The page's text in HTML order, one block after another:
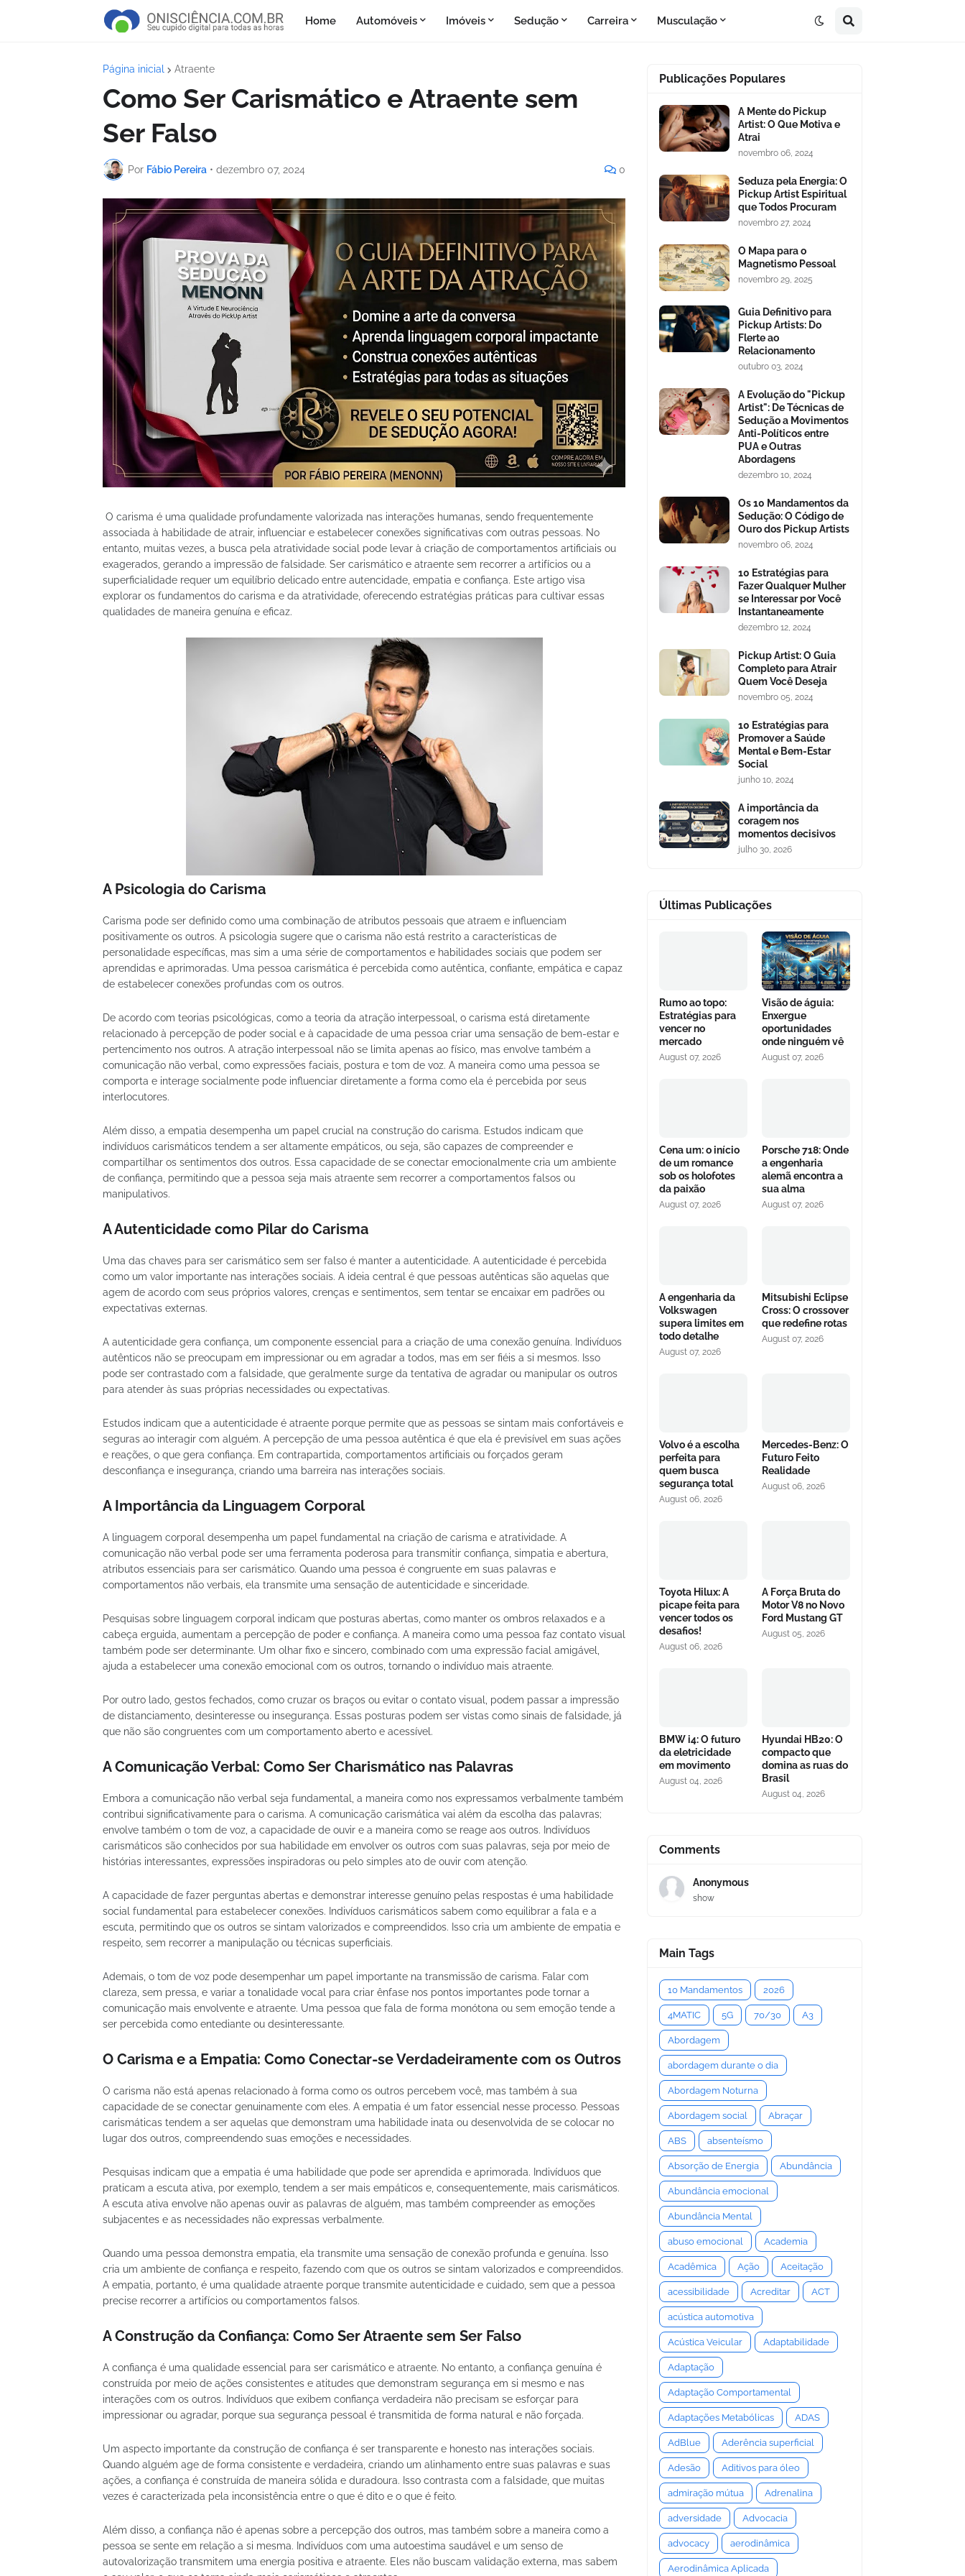
Home Automóveis Imóveis Sedução Carreira Musculação
Página inicial Atraente
Como Ser Carismático e Atraente sem
Ser Falso
Por Fábio Pereira • dezembro 07, 2024 0
O carisma é uma qualidade profundamente valorizada nas interações humanas, sendo frequentemente
associada à habilidade de atrair, influenciar e estabelecer conexões significativas com outras pessoas. No
entanto, muitas vezes, a busca pela atratividade social pode levar à criação de comportamentos artificiais ou
exagerados, gerando a impressão de falsidade. Ser carismático e atraente sem recorrer a artifícios ou a
superficialidade requer um equilíbrio delicado entre autencidade, empatia e confiança. Este artigo visa
explorar os fundamentos do carisma e da atratividade, oferecendo estratégias práticas para cultivar essas
qualidades de maneira genuína e eficaz.
A Psicologia do Carisma
Carisma pode ser definido como uma combinação de atributos pessoais que atraem e influenciam
positivamente os outros. A psicologia sugere que o carisma não está restrito a características de
personalidade específicas, mas sim a uma série de comportamentos e habilidades sociais que podem ser
aprendidas e aprimoradas. Uma pessoa carismática é percebida como autêntica, confiante, empática e capaz
de estabelecer conexões profundas com os outros.
De acordo com teorias psicológicas, como a teoria da atração interpessoal, o carisma está diretamente
relacionado à percepção de poder social e à capacidade de uma pessoa criar uma sensação de bem-estar e
pertencimento nos outros. A atração interpessoal não se limita apenas ao físico, mas envolve também a
comunicação não verbal, como expressões faciais, postura e tom de voz. A maneira como uma pessoa se
comporta e interage socialmente pode influenciar diretamente a forma como ela é percebida por seus
interlocutores.
Além disso, a empatia desempenha um papel crucial na construção do carisma. Estudos indicam que
indivíduos carismáticos tendem a ser altamente empáticos, ou seja, são capazes de compreender e
compartilhar os sentimentos dos outros. Essa capacidade de se conectar emocionalmente cria um ambiente
de confiança, permitindo que a pessoa seja mais atraente sem recorrer a comportamentos falsos ou
manipulativos.
A Autenticidade como Pilar do Carisma
Uma das chaves para ser carismático sem ser falso é manter a autenticidade. A autenticidade é percebida
como um valor importante nas interações sociais. A ideia central é que pessoas autênticas são aquelas que
agem de acordo com seus próprios valores, crenças e sentimentos, sem tentar se encaixar em padrões ou
expectativas externas.
A autenticidade gera confiança, um componente essencial para a criação de uma conexão genuína. Indivíduos
autênticos não se preocupam em impressionar ou em agradar a todos, mas em ser fiéis a si mesmos. Isso
pode ser contrastado com a falsidade, que geralmente surge da tentativa de agradar ou manipular os outros
para atender às suas próprias necessidades ou expectativas.
Estudos indicam que a autenticidade é atraente porque permite que as pessoas se sintam mais confortáveis e
seguras ao interagir com alguém. A percepção de uma pessoa autêntica é que ela é previsível em suas ações
e reações, o que gera confiança. Em contrapartida, comportamentos artificiais ou forçados geram
desconfiança e insegurança, criando uma barreira nas interações sociais.
A Importância da Linguagem Corporal
A linguagem corporal desempenha um papel fundamental na criação de carisma e atratividade. A
comunicação não verbal pode ser uma ferramenta poderosa para transmitir confiança, simpatia e abertura,
atributos essenciais para ser carismático. Quando uma pessoa é congruente em suas palavras e
comportamentos não verbais, ela transmite uma sensação de autenticidade e sinceridade.
Pesquisas sobre linguagem corporal indicam que posturas abertas, como manter os ombros relaxados e a
cabeça erguida, aumentam a percepção de poder e confiança. A maneira como uma pessoa faz contato visual
também pode ser determinante. Um olhar fixo e sincero, combinado com uma expressão facial amigável,
ajuda a estabelecer uma conexão emocional com os outros, tornando o indivíduo mais atraente.
Por outro lado, gestos fechados, como cruzar os braços ou evitar o contato visual, podem passar a impressão
de distanciamento, desinteresse ou insegurança. Essas posturas podem ser vistas como sinais de falsidade, já
que não são congruentes com um comportamento aberto e acessível.
A Comunicação Verbal: Como Ser Charismático nas Palavras
Embora a comunicação não verbal seja fundamental, a maneira como nos expressamos verbalmente também
contribui significativamente para o carisma. A comunicação carismática vai além da escolha das palavras;
envolve também o tom de voz, a capacidade de ouvir e a maneira como se reage aos outros. Indivíduos
carismáticos são conhecidos por sua habilidade em envolver os outros com suas palavras, seja por meio de
histórias interessantes, expressões inspiradoras ou pelo simples ato de ouvir com atenção.
A capacidade de fazer perguntas abertas e demonstrar interesse genuíno pelas respostas é uma habilidade
social fundamental para estabelecer conexões. Indivíduos carismáticos sabem como equilibrar a fala e a
escuta, permitindo que os outros se sintam valorizados e compreendidos. Isso cria um ambiente de empatia e
respeito, sem recorrer a manipulação ou técnicas superficiais.
Ademais, o tom de voz pode desempenhar um papel importante na transmissão de carisma. Falar com
clareza, sem pressa, e variar a tonalidade vocal para criar ênfase nos pontos importantes pode tornar a
comunicação mais envolvente e atraente. Uma pessoa que fala de forma monótona ou sem emoção tende a
ser percebida como entediante ou desinteressante.
O Carisma e a Empatia: Como Conectar-se Verdadeiramente com os Outros
O carisma não está apenas relacionado à forma como os outros percebem você, mas também à sua
capacidade de se conectar genuinamente com eles. A empatia é um fator essencial nesse processo. Pessoas
carismáticas tendem a ser aquelas que demonstram uma habilidade inata ou desenvolvida de se colocar no
lugar dos outros, compreendendo suas emoções e necessidades.
Pesquisas indicam que a empatia é uma habilidade que pode ser aprendida e aprimorada. Indivíduos que
praticam a escuta ativa, por exemplo, tendem a ser mais empáticos e, consequentemente, mais carismáticos.
A escuta ativa envolve não apenas ouvir as palavras de alguém, mas também compreender as emoções
subjacentes e as necessidades não expressas verbalmente.
Quando uma pessoa demonstra empatia, ela transmite uma sensação de conexão profunda e genuína. Isso
cria um ambiente de confiança e respeito, fazendo com que os outros se sintam valorizados e compreendidos.
A empatia, portanto, é uma qualidade atraente porque transmite autenticidade e cuidado, sem que a pessoa
precise recorrer a artifícios ou comportamentos falsos.
A Construção da Confiança: Como Ser Atraente sem Ser Falso
A confiança é uma qualidade essencial para ser carismático e atraente. No entanto, a confiança genuína é
construída por meio de ações consistentes e atitudes que demonstram segurança em si mesmo e nas
interações com os outros. Indivíduos que exibem confiança verdadeira não precisam se esforçar para
impressionar ou agradar, porque sua segurança pessoal é transmitida de forma natural e não forçada.
Um aspecto importante da construção de confiança é ser transparente e honesto nas interações sociais.
Quando alguém age de forma consistente e verdadeira, criando um alinhamento entre suas palavras e suas
ações, a confiança é construída de maneira sólida e duradoura. Isso contrasta com a falsidade, que muitas
vezes é caracterizada pela inconsistência entre o que é dito e o que é feito.
Além disso, a confiança não é apenas sobre a percepção dos outros, mas também sobre a maneira como a
pessoa se sente em relação a si mesma. Indivíduos com uma autoestima saudável e um senso de
autovalorização transmitem uma energia positiva e atraente. Eles não buscam validação externa, mas sabem
Publicações Populares
A Mente do Pickup
Artist: O Que Motiva e
Atrai
novembro 06, 2024
Seduza pela Energia: O
Pickup Artist Espiritual
que Todos Procuram
novembro 27, 2024
O Mapa para o
Magnetismo Pessoal
novembro 29, 2025
Guia Definitivo para
Pickup Artists: Do
Flerte ao
Relacionamento
outubro 03, 2024
A Evolução do "Pickup
Artist": De Técnicas de
Sedução a Movimentos
Anti-Políticos entre
PUA e Outras
Abordagens
dezembro 10, 2024
Os 10 Mandamentos da
Sedução: O Código de
Ouro dos Pickup Artists
novembro 06, 2024
10 Estratégias para
Fazer Qualquer Mulher
se Interessar por Você
Instantaneamente
dezembro 12, 2024
Pickup Artist: O Guia
Completo para Atrair
Quem Você Deseja
novembro 05, 2024
10 Estratégias para
Promover a Saúde
Mental e Bem-Estar
Social
junho 10, 2024
A importância da
coragem nos
momentos decisivos
julho 30, 2026
Últimas Publicações
Rumo ao topo:
Estratégias para
vencer no
mercado
August 07, 2026
Visão de águia:
Enxergue
oportunidades
onde ninguém vê
August 07, 2026
Cena um: o início
de um romance
sob os holofotes
da paixão
August 07, 2026
Porsche 718: Onde
a engenharia
alemã encontra a
sua alma
August 07, 2026
A engenharia da
Volkswagen
supera limites em
todo detalhe
August 07, 2026
Mitsubishi Eclipse
Cross: O crossover
que redefine rotas
August 07, 2026
Volvo é a escolha
perfeita para
quem busca
segurança total
August 06, 2026
Mercedes-Benz: O
Futuro Feito
Realidade
August 06, 2026
Toyota Hilux: A
picape feita para
vencer todos os
desafios!
August 06, 2026
A Força Bruta do
Motor V8 no Novo
Ford Mustang GT
August 05, 2026
BMW i4: O futuro
da eletricidade
em movimento
August 04, 2026
Hyundai HB20: O
compacto que
domina as ruas do
Brasil
August 04, 2026
Comments
Anonymous
show
Main Tags
10 Mandamentos 2026
4MATIC 5G 70/30 A3
Abordagem
abordagem durante o dia
Abordagem Noturna
Abordagem social Abraçar
ABS absenteísmo
Absorção de Energia Abundância
Abundância emocional
Abundância Mental
abuso emocional Academia
Acadêmica Ação Aceitação
acessibilidade Acreditar ACT
acústica automotiva
Acústica Veicular Adaptabilidade
Adaptação
Adaptação Comportamental
Adaptações Metabólicas ADAS
AdBlue Aderência superficial
Adesão Aditivos para óleo
admiração mútua Adrenalina
adversidade Advocacia
advocacy aerodinâmica
Aerodinâmica Aplicada